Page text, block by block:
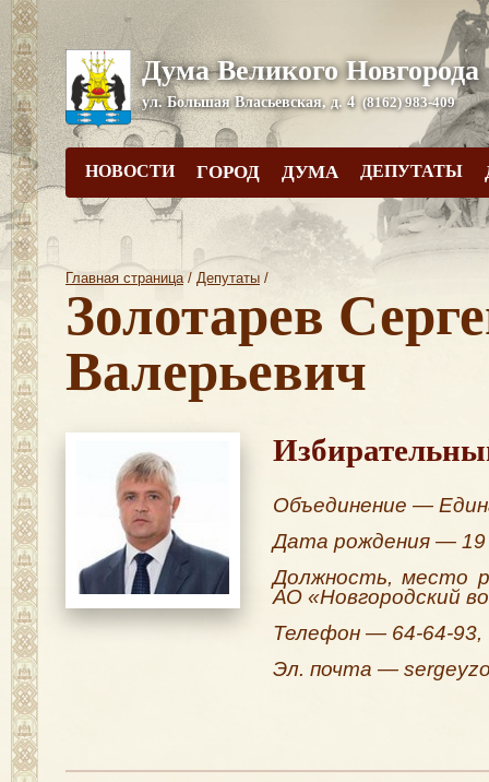
Дума Великого Новгорода
ул. Большая Власьевская, д. 4 (8162) 983-409
НОВОСТИ ГОРОД ДУМА ДЕПУТАТЫ
Главная страница/ Депутаты /
Золотарев
Валерьевич
Объединение —
Дата рождения — 19
Должность, место
АО «Новгородский
Телефон — 64-64-93,
Эл. почта —